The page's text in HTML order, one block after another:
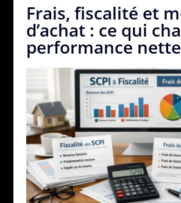
Frais, fiscalité et
d’achat : ce qui
performance nette